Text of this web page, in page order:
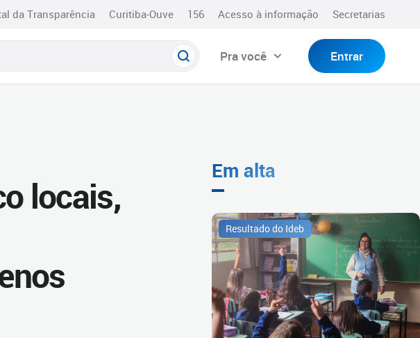
da Transparência Curitiba-Ouve 156 Acesso à informação Secretarias
Pra você Entrar
locais,
Em alta
Resultado do Ideb